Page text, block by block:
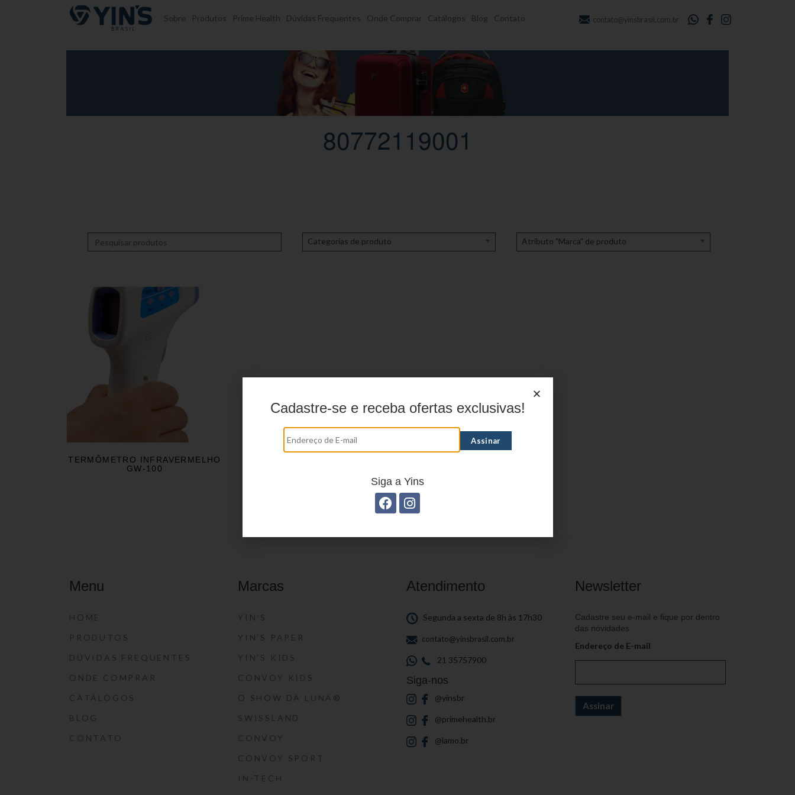
Pular para o conteúdo Sobre Produtos Prime Health Dúvidas Frequentes Onde Comprar Catálogos Blog Contato contato@yinsbrasil.com.br
80772119001
Categorias de produto Atributo "Marca" de produto
TERMÔMETRO INFRAVERMELHO
GW-100
Menu
HOME
PRODUTOS
DÚVIDAS FREQUENTES
ONDE COMPRAR
CATÁLOGOS
BLOG
CONTATO
Marcas
YIN’S
YIN’S PAPER
YIN’S KIDS
CONVOY KIDS
O SHOW DA LUNA®
SWISSLAND
CONVOY
CONVOY SPORT
IN-TECH
Atendimento
Segunda a sexta de 8h às 17h30
contato@yinsbrasil.com.br
21 35757900
Siga-nos
@yinsbr
@primehealth.br
@iamo.br
Newsletter
Cadastre seu e-mail e fique por dentro
das novidades
Endereço de E-mail
Cadastre-se e receba ofertas exclusivas!
Siga a Yins